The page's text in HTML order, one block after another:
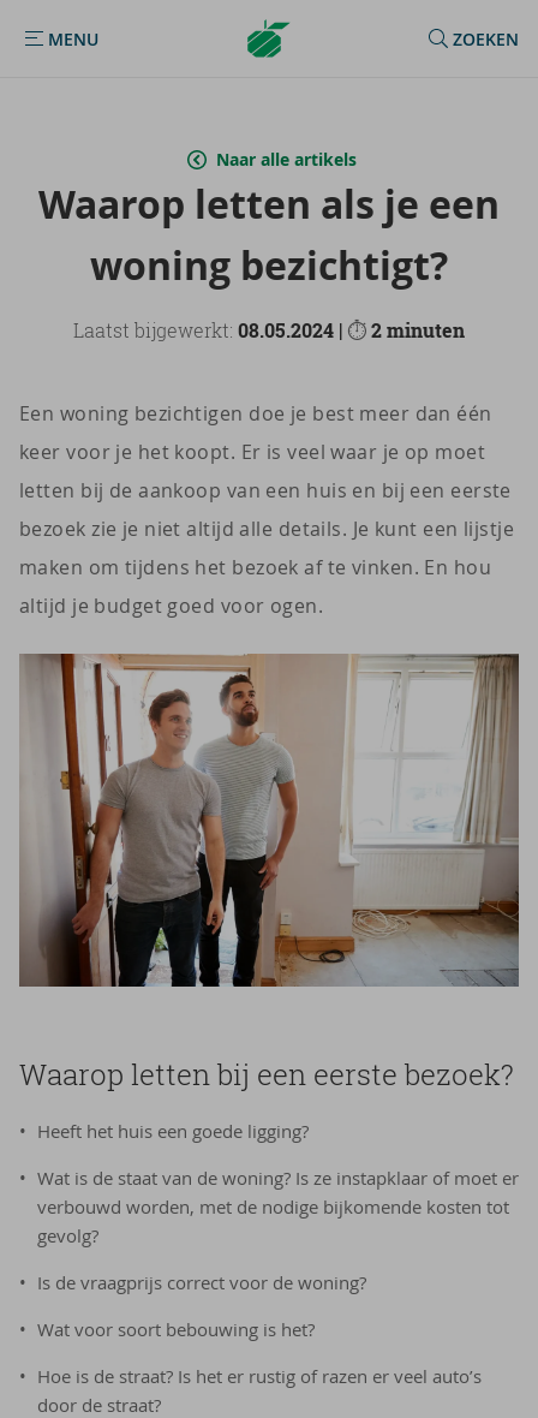
MENU
MENU
Argenta
Homepage
ZOEKEN
Naar alle artikels
Waar­op let­ten als je een
wo­ning be­zich­tigt?
Laatst bijgewerkt: 08.05.2024 | ⏱2 minuten
Een woning bezichtigen doe je best meer dan één
keer voor je het koopt. Er is veel waar je op moet
letten bij de aankoop van een huis en bij een eerste
bezoek zie je niet altijd alle details. Je kunt een lijstje
maken om tijdens het bezoek af te vinken. En hou
altijd je budget goed voor ogen.
Waarop letten bij een eerste bezoek?
Heeft het huis een goede ligging?
Wat is de staat van de woning? Is ze instapklaar of moet er
verbouwd worden, met de nodige bijkomende kosten tot
gevolg?
Is de vraagprijs correct voor de woning?
Wat voor soort bebouwing is het?
Hoe is de straat? Is het er rustig of razen er veel auto’s
door de straat?